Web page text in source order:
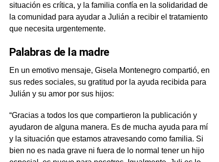
situación es crítica, y la familia confía en la solidaridad de
la comunidad para ayudar a Julián a recibir el tratamiento
que necesita urgentemente.
Palabras de la madre
En un emotivo mensaje, Gisela Montenegro compartió, en
sus redes sociales, su gratitud por la ayuda recibida para
Julián y su amor por sus hijos:
“Gracias a todos los que compartieron la publicación y
ayudaron de alguna manera. Es de mucha ayuda para mí
y la situación que estamos atravesando como familia. Si
bien no es nada grave ni fuera de lo normal tener un hijo